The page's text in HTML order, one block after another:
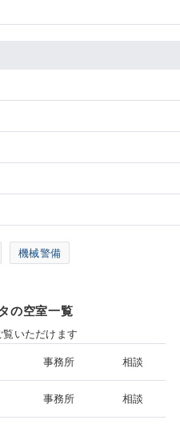
機械警備
の空室一覧
いただけます
事務所 相談
事務所 相談